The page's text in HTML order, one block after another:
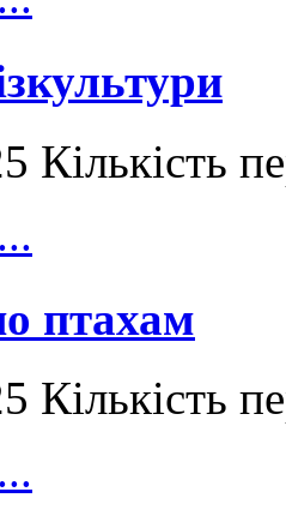
Кількість
птахам
Кількість